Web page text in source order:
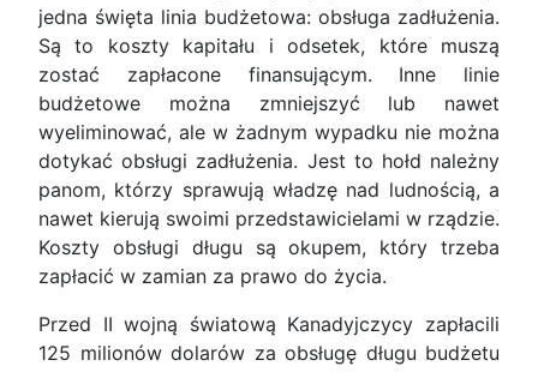
jedna święta linia budżetowa: obsługa zadłużenia.
Są to koszty kapitału i odsetek, które muszą
zostać zapłacone finansującym. Inne linie
budżetowe można zmniejszyć lub nawet
wyeliminować, ale w żadnym wypadku nie można
dotykać obsługi zadłużenia. Jest to hołd należny
panom, którzy sprawują władzę nad ludnością, a
nawet kierują swoimi przedstawicielami w rządzie.
Koszty obsługi długu są okupem, który trzeba
zapłacić w zamian za prawo do życia.
Przed II wojną światową Kanadyjczycy zapłacili
125 milionów dolarów za obsługę długu budżetu